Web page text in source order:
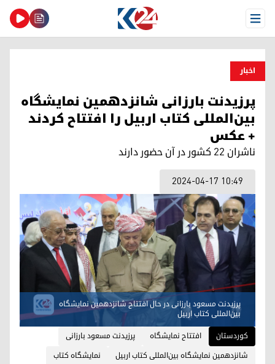
Open Menu
اخبار
پرزیدنت بارزانی شانزدهمین نمایشگاه
بین‌المللی کتاب اربیل را افتتاح کردند
+ عکس
ناشران ٢٢ کشور در آن حضور دارند
2024-04-17 10:49
پرزیدنت مسعود بارزانی در حال افتتاح شانزدهمین نمایشگاه
بین‌المللی کتاب اربیل
کوردستان
افتتاح نمایشگاه
پرزیدنت مسعود بارزانی
شانزدهمین نمایشگاه بین‌المللی کتاب اربیل
نمایشگاه کتاب